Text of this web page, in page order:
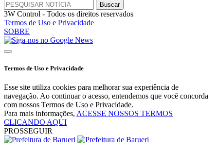
3W Control - Todos os direitos reservados
Termos de Uso e Privacidade
SOBRE
Termos de Uso e Privacidade
Esse site utiliza cookies para melhorar sua experiência de
navegação. Ao continuar o acesso, entendemos que você concorda
com nossos Termos de Uso e Privacidade.
Para mais informações, ACESSE NOSSOS TERMOS
CLICANDO AQUI
PROSSEGUIR